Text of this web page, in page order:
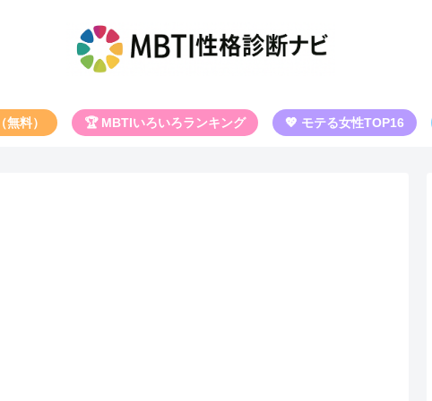
料） 🏆 MBTIいろいろランキング 💖 モテる女性TOP16